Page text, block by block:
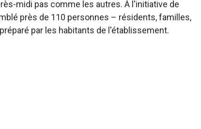
midi pas comme les autres. À l'initiative de
près de 110 personnes – résidents, familles,
par les habitants de l'établissement.